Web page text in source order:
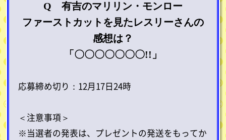
Q 有吉のマリリン・モンロー
ファーストカットを見たレスリーさんの
感想は？
「〇〇〇〇〇〇〇!!」
応募締め切り：12月17日24時
＜注意事項＞
※当選者の発表は、プレゼントの発送をもってか